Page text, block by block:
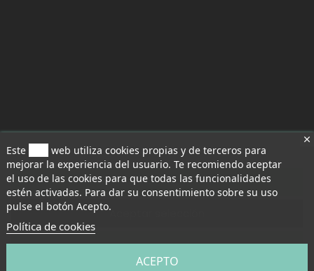
Este
web utiliza cookies propias y de terceros para
mejorar la experiencia del usuario. Te recomiendo aceptar
el uso de las cookies para que todas las funcionalidades
estén activadas. Para dar su consentimiento sobre su uso
pulse el botón Acepto.
Política de cookies
ACEPTO
Rechazar todo
Aceptar selección
Aceptar todo